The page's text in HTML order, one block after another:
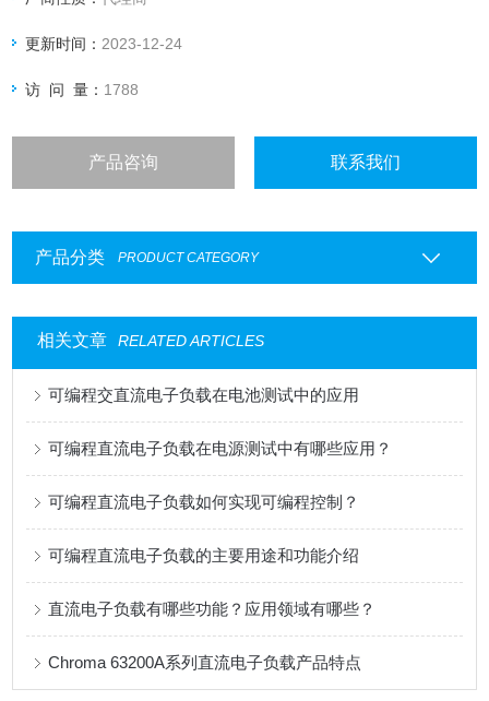
更新时间： 2023-12-24
访 问 量： 1788
产品咨询 联系我们
产品分类 PRODUCT CATEGORY
相关文章 RELATED ARTICLES
可编程交直流电子负载在电池测试中的应用
可编程直流电子负载在电源测试中有哪些应用？
可编程直流电子负载如何实现可编程控制？
可编程直流电子负载的主要用途和功能介绍
直流电子负载有哪些功能？应用领域有哪些？
Chroma 63200A系列直流电子负载产品特点